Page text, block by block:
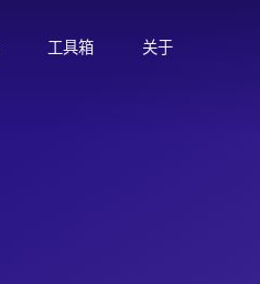
工具箱 关于